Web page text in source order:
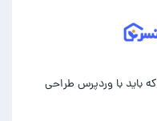
باید با وردپرس طراحی